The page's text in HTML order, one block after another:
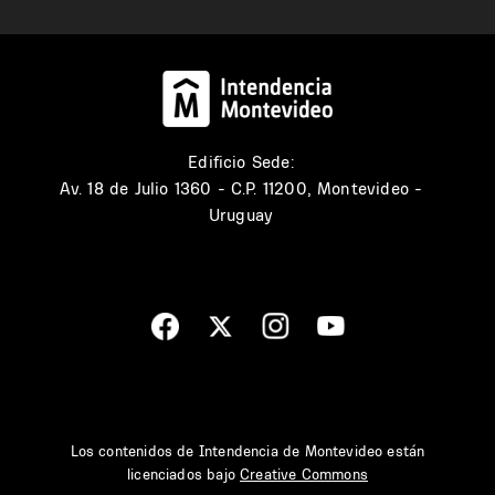
Edificio Sede:
Av. 18 de Julio 1360 - C.P. 11200, Montevideo -
Uruguay
Los contenidos de Intendencia de Montevideo están
licenciados bajoCreative Commons